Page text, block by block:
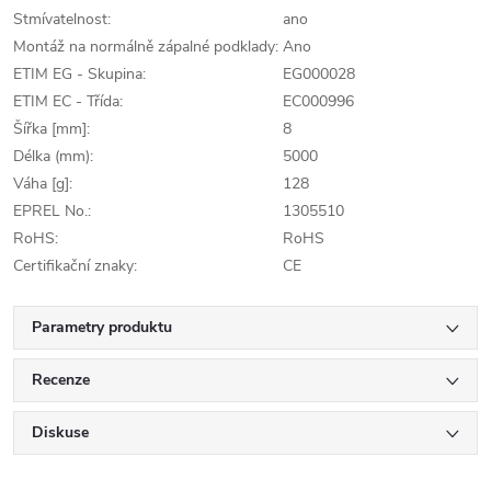
Stmívatelnost:
ano
Montáž na normálně zápalné podklady: Ano
ETIM EG - Skupina:
EG000028
ETIM EC - Třída:
EC000996
Šířka [mm]:
8
Délka (mm):
5000
Váha [g]:
128
EPREL No.:
1305510
RoHS:
RoHS
Certifikační znaky:
CE
Parametry produktu
Recenze
Diskuse